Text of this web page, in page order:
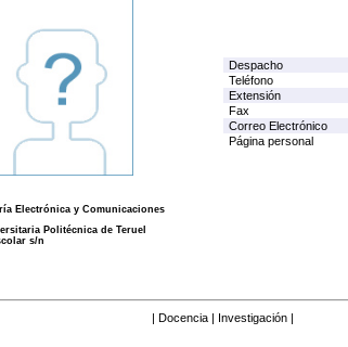
Electrónica y Comunicaciones
Politécnica de Teruel
s/n
Despacho
Teléfono
Extensión
Fax
Correo Electrónico
Página personal
| Docencia | Investigación |